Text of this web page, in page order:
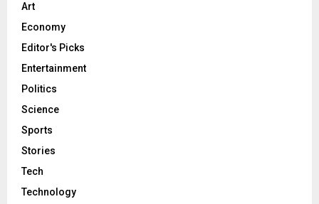
Art
Economy
Editor's Picks
Entertainment
Politics
Science
Sports
Stories
Tech
Technology